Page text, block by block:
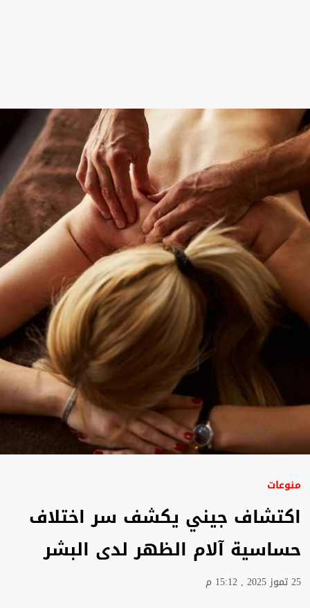
منوعات
اكتشاف جيني يكشف سر اختلاف
حساسية آلام الظهر لدى البشر
25 تموز 2025 , 15:12 م